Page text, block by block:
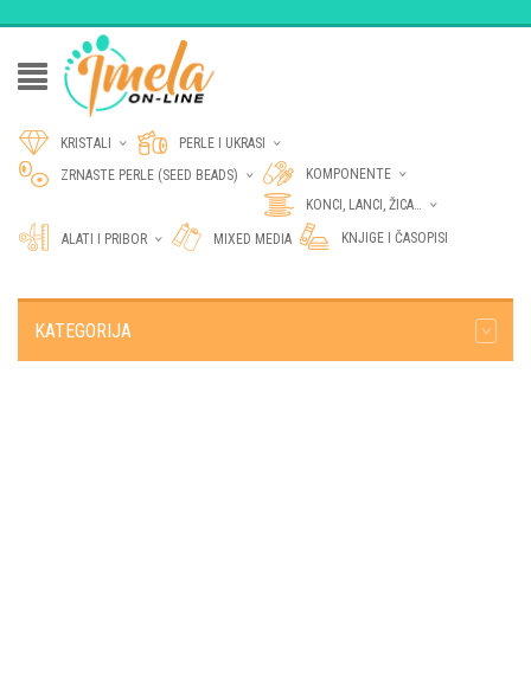
KRISTALI
PERLE I UKRASI
ZRNASTE PERLE (SEED BEADS)
KOMPONENTE
KONCI, LANCI, ŽICA…
ALATI I PRIBOR MIXED MEDIA KNJIGE I ČASOPISI
KATEGORIJA